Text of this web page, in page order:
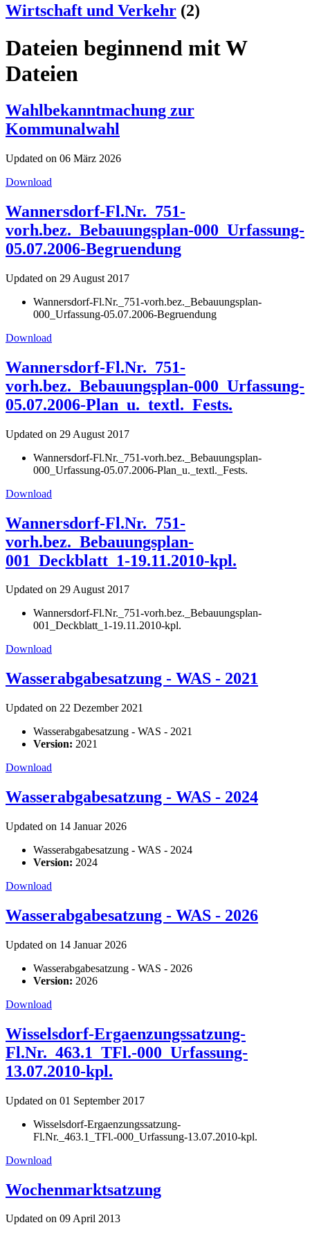
Wirtschaft und Verkehr (2)
Dateien beginnend mit W
Dateien
Wahlbekanntmachung zur
Kommunalwahl
Updated on 06 März 2026
Download
Wannersdorf-Fl.Nr._751-
vorh.bez._Bebauungsplan-000_Urfassung-
05.07.2006-Begruendung
Updated on 29 August 2017
Wannersdorf-Fl.Nr._751-vorh.bez._Bebauungsplan-
000_Urfassung-05.07.2006-Begruendung
Download
Wannersdorf-Fl.Nr._751-
vorh.bez._Bebauungsplan-000_Urfassung-
05.07.2006-Plan_u._textl._Fests.
Updated on 29 August 2017
Wannersdorf-Fl.Nr._751-vorh.bez._Bebauungsplan-
000_Urfassung-05.07.2006-Plan_u._textl._Fests.
Download
Wannersdorf-Fl.Nr._751-
vorh.bez._Bebauungsplan-
001_Deckblatt_1-19.11.2010-kpl.
Updated on 29 August 2017
Wannersdorf-Fl.Nr._751-vorh.bez._Bebauungsplan-
001_Deckblatt_1-19.11.2010-kpl.
Download
Wasserabgabesatzung - WAS - 2021
Updated on 22 Dezember 2021
Wasserabgabesatzung - WAS - 2021
Version: 2021
Download
Wasserabgabesatzung - WAS - 2024
Updated on 14 Januar 2026
Wasserabgabesatzung - WAS - 2024
Version: 2024
Download
Wasserabgabesatzung - WAS - 2026
Updated on 14 Januar 2026
Wasserabgabesatzung - WAS - 2026
Version: 2026
Download
Wisselsdorf-Ergaenzungssatzung-
Fl.Nr._463.1_TFl.-000_Urfassung-
13.07.2010-kpl.
Updated on 01 September 2017
Wisselsdorf-Ergaenzungssatzung-
Fl.Nr._463.1_TFl.-000_Urfassung-13.07.2010-kpl.
Download
Wochenmarktsatzung
Updated on 09 April 2013